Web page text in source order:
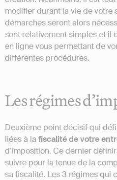
modifier durant la vie de votre
démarches seront alors
sont relativement simples et il
en ligne vous permettant de
différentes procédures.
Les régimes
Deuxième point décisif qui
liées à la fiscalité de votre
d’imposition. Ce dernier
suivre pour la tenue de la
sa fiscalité. Les 3 régimes qui